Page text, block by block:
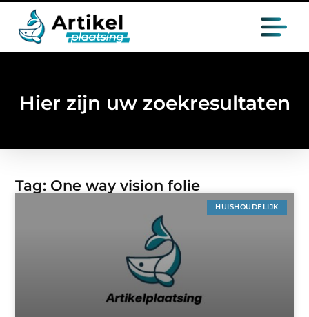
Hier zijn uw zoekresultaten
Tag: One way vision folie
HUISHOUDELIJK